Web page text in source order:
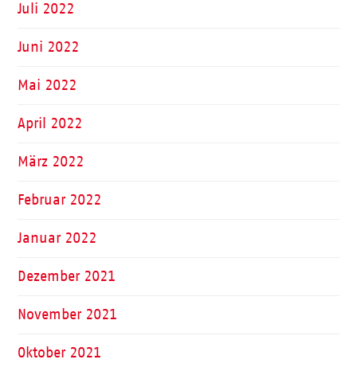
Juli 2022
Juni 2022
Mai 2022
April 2022
März 2022
Februar 2022
Januar 2022
Dezember 2021
November 2021
Oktober 2021